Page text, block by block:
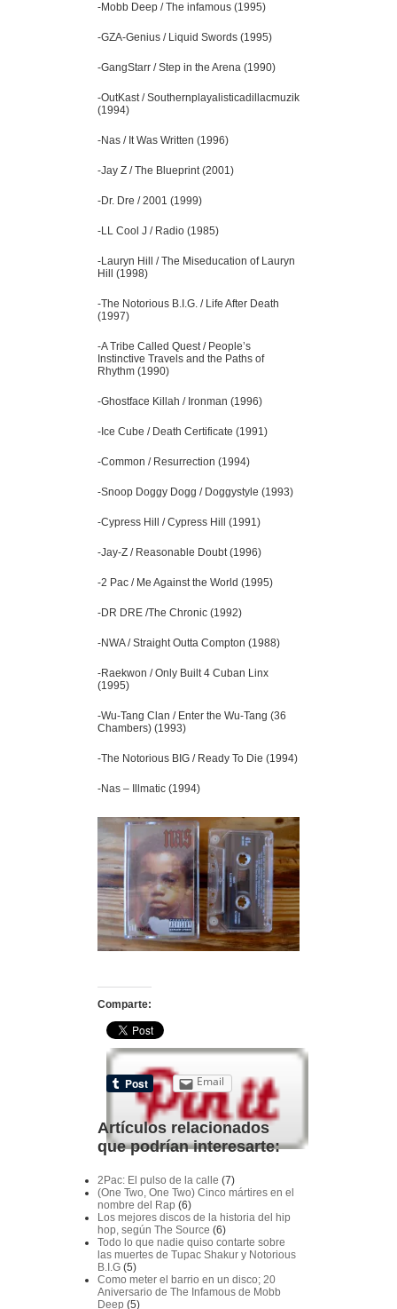
-Mobb Deep / The infamous (1995)
-GZA-Genius / Liquid Swords (1995)
-GangStarr / Step in the Arena (1990)
-OutKast / Southernplayalisticadillacmuzik
(1994)
-Nas / It Was Written (1996)
-Jay Z / The Blueprint (2001)
-Dr. Dre / 2001 (1999)
-LL Cool J / Radio (1985)
-Lauryn Hill / The Miseducation of Lauryn
Hill (1998)
-The Notorious B.I.G. / Life After Death
(1997)
-A Tribe Called Quest / People’s
Instinctive Travels and the Paths of
Rhythm (1990)
-Ghostface Killah / Ironman (1996)
-Ice Cube / Death Certificate (1991)
-Common / Resurrection (1994)
-Snoop Doggy Dogg / Doggystyle (1993)
-Cypress Hill / Cypress Hill (1991)
-Jay-Z / Reasonable Doubt (1996)
-2 Pac / Me Against the World (1995)
-DR DRE /The Chronic (1992)
-NWA / Straight Outta Compton (1988)
-Raekwon / Only Built 4 Cuban Linx
(1995)
-Wu-Tang Clan / Enter the Wu-Tang (36
Chambers) (1993)
-The Notorious BIG / Ready To Die (1994)
-Nas – Illmatic (1994)
Comparte:
Email
Artículos relacionados
que podrían interesarte:
2Pac: El pulso de la calle (7)
(One Two, One Two) Cinco mártires en el
nombre del Rap (6)
Los mejores discos de la historia del hip
hop, según The Source (6)
Todo lo que nadie quiso contarte sobre
las muertes de Tupac Shakur y Notorious
B.I.G (5)
Como meter el barrio en un disco; 20
Aniversario de The Infamous de Mobb
Deep (5)